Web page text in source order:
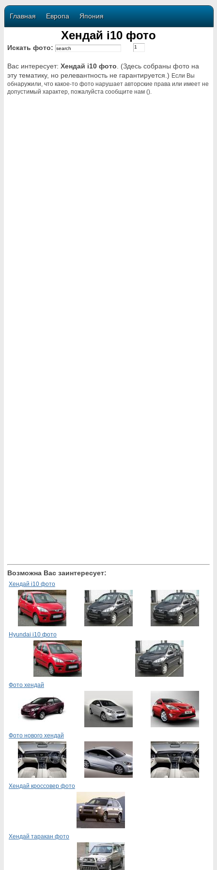
Главная Европа Япония
Хендай i10 фото
Искать фото:
Вас интересует: Хендай i10 фото . (Здесь собраны фото на
эту тематику, но релевантность не гарантируется.) Если Вы
обнаружили, что какое-то фото нарушает авторские права или имеет не
допустимый характер, пожалуйста сообщите нам ().
Возможна Вас заинтересует:
Хендай i10 фото
Hyundai i10 фото
Фото хендай
Фото нового хендай
Хендай кроссовер фото
Хендай таракан фото